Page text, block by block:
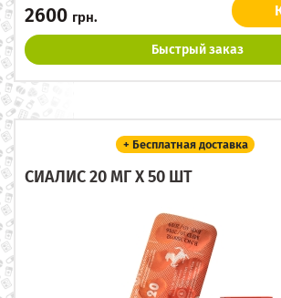
2600 грн.
Быстрый заказ
+ Бесплатная доставка
СИАЛИС 20 МГ X 50 ШТ